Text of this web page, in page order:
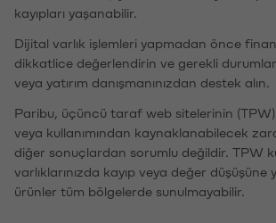
kayıpları yaşanabilir.
Dijital varlık işlemleri yapmadan önce
dikkatlice değerlendirin ve gerekli
veya yatırım danışmanınızdan destek alın.
Paribu, üçüncü taraf web sitelerinin
veya kullanımından kaynaklanabilecek
diğer sonuçlardan sorumlu değildir. TPW
varlıklarınızda kayıp veya değer düşüşüne
ürünler tüm bölgelerde sunulmayabilir.